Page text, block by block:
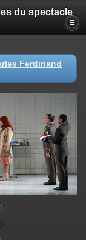
du spectacle
Ferdinand